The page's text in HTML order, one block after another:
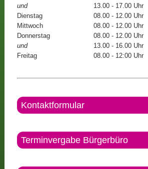
und
13.00 - 17.00 Uhr
Dienstag
08.00 - 12.00 Uhr
Mittwoch
08.00 - 12.00 Uhr
Donnerstag
08.00 - 12.00 Uhr
und
13.00 - 16.00 Uhr
Freitag
08.00 - 12:00 Uhr
Kontaktformular
Terminvergabe Bürgerbüro